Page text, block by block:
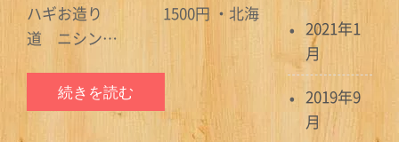
ハギお造り 1500円 ・北海
道 ニシン…
続きを読む
2021年1
月
2019年9
月